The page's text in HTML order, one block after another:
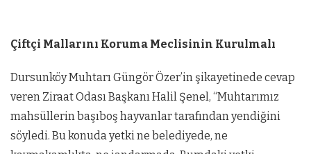
Çiftçi Mallarını Koruma Meclisinin Kurulmalı
Dursunköy Muhtarı Güngör Özer’in şikayetinede cevap
veren Ziraat Odası Başkanı Halil Şenel, “Muhtarımız
mahsüllerin başıboş hayvanlar tarafından yendiğini
söyledi. Bu konuda yetki ne belediyede, ne